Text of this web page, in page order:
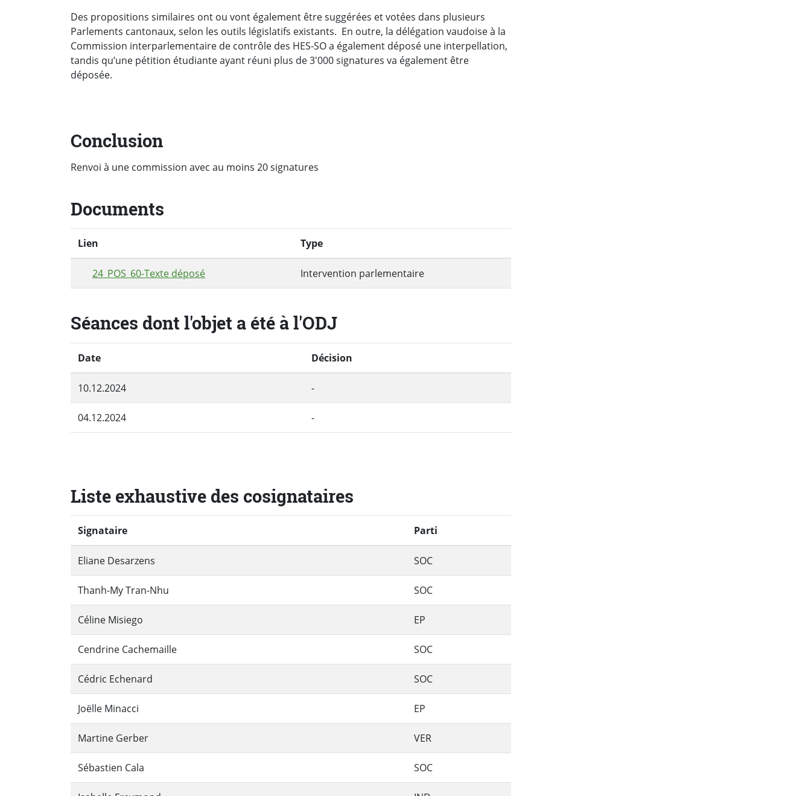
Des propositions similaires ont ou vont également être suggérées et votées dans plusieurs
Parlements cantonaux, selon les outils législatifs existants. En outre, la délégation vaudoise à la
Commission interparlementaire de contrôle des HES-SO a également déposé une interpellation,
tandis qu’une pétition étudiante ayant réuni plus de 3'000 signatures va également être
déposée.
Conclusion
Renvoi à une commission avec au moins 20 signatures
Documents
Lien Type
24_POS_60-Texte déposé Intervention parlementaire
Séances dont l'objet a été à l'ODJ
Date Décision
10.12.2024 -
04.12.2024 -
Liste exhaustive des cosignataires
Signataire Parti
Eliane Desarzens SOC
Thanh-My Tran-Nhu SOC
Céline Misiego EP
Cendrine Cachemaille SOC
Cédric Echenard SOC
Joëlle Minacci EP
Martine Gerber VER
Sébastien Cala SOC